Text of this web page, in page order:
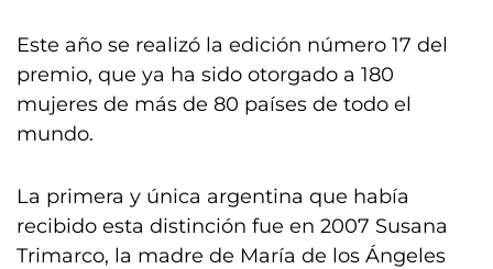
Este año se realizó la edición número 17 del
premio, que ya ha sido otorgado a 180
mujeres de más de 80 países de todo el
mundo.
La primera y única argentina que había
recibido esta distinción fue en 2007 Susana
Trimarco, la madre de María de los Ángeles